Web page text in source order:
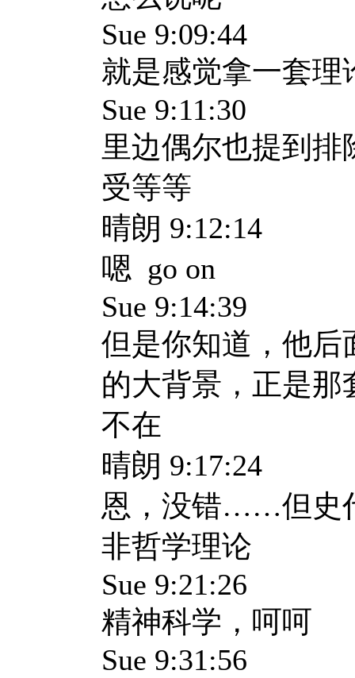
Sue 9:09:44
就是感觉拿一套理
Sue 9:11:30
里边偶尔也提到
受等等
晴朗 9:12:14
嗯 go on
Sue 9:14:39
但是你知道，他后
的大背景，正是
不在
晴朗 9:17:24
恩，没错……但史
非哲学理论
Sue 9:21:26
精神科学，呵呵
Sue 9:31:56